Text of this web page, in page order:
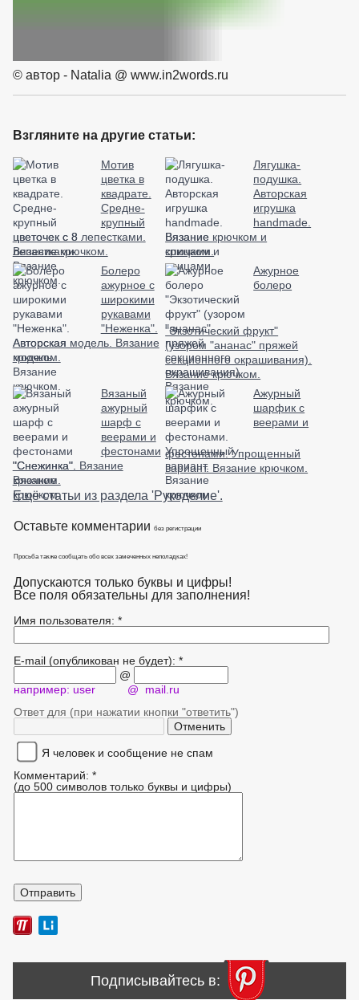
© автор - Natalia @ www.in2words.ru
Взгляните на другие статьи:
Мотив
цветка в
квадрате.
Средне-
крупный
цветочек с 8 лепестками.
Вязание крючком.
Лягушка-
подушка.
Авторская
игрушка
handmade.
Вязание крючком и
спицами.
Болеро
ажурное с
широкими
рукавами
"Неженка".
Авторская модель. Вязание
крючком.
Ажурное
болеро
"Экзотический фрукт"
(узором "ананас" пряжей
секционного окрашивания).
Вязание крючком.
Вязаный
ажурный
шарф с
веерами и
фестонами
"Снежинка". Вязание
крючком.
Ажурный
шарфик с
веерами и
фестонами. Упрощенный
вариант. Вязание крючком.
Ещё статьи из раздела 'Рукоделие'.
Оставьте комментарии без регистрации
Просьба также сообщать обо всех замеченных неполадках!
Допускаются только буквы и цифры!
Все поля обязательны для заполнения!
Имя пользователя: *
E-mail (опубликован не будет): *
@
например: user @ mail.ru
Ответ для (при нажатии кнопки "ответить")
Я человек и сообщение не спам
Комментарий: *
(до 500 символов только буквы и цифры)
Подписывайтесь в: